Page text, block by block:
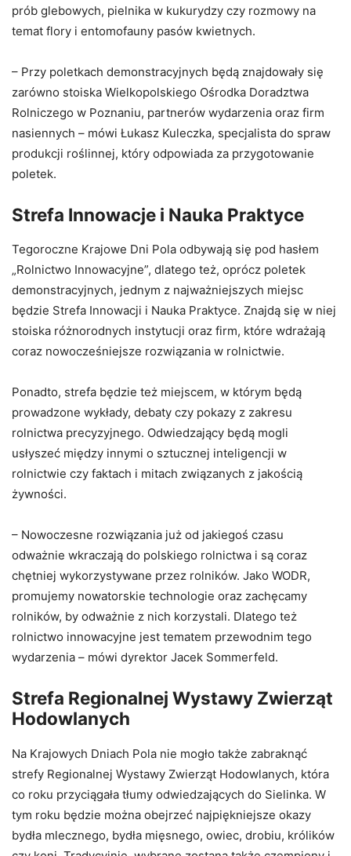
prób glebowych, pielnika w kukurydzy czy rozmowy na
temat flory i entomofauny pasów kwietnych.
– Przy poletkach demonstracyjnych będą znajdowały się
zarówno stoiska Wielkopolskiego Ośrodka Doradztwa
Rolniczego w Poznaniu, partnerów wydarzenia oraz firm
nasiennych – mówi Łukasz Kuleczka, specjalista do spraw
produkcji roślinnej, który odpowiada za przygotowanie
poletek.
Strefa Innowacje i Nauka Praktyce
Tegoroczne Krajowe Dni Pola odbywają się pod hasłem
„Rolnictwo Innowacyjne”, dlatego też, oprócz poletek
demonstracyjnych, jednym z najważniejszych miejsc
będzie Strefa Innowacji i Nauka Praktyce. Znajdą się w niej
stoiska różnorodnych instytucji oraz firm, które wdrażają
coraz nowocześniejsze rozwiązania w rolnictwie.
Ponadto, strefa będzie też miejscem, w którym będą
prowadzone wykłady, debaty czy pokazy z zakresu
rolnictwa precyzyjnego. Odwiedzający będą mogli
usłyszeć między innymi o sztucznej inteligencji w
rolnictwie czy faktach i mitach związanych z jakością
żywności.
– Nowoczesne rozwiązania już od jakiegoś czasu
odważnie wkraczają do polskiego rolnictwa i są coraz
chętniej wykorzystywane przez rolników. Jako WODR,
promujemy nowatorskie technologie oraz zachęcamy
rolników, by odważnie z nich korzystali. Dlatego też
rolnictwo innowacyjne jest tematem przewodnim tego
wydarzenia – mówi dyrektor Jacek Sommerfeld.
Strefa Regionalnej Wystawy Zwierząt
Hodowlanych
Na Krajowych Dniach Pola nie mogło także zabraknąć
strefy Regionalnej Wystawy Zwierząt Hodowlanych, która
co roku przyciągała tłumy odwiedzających do Sielinka. W
tym roku będzie można obejrzeć najpiękniejsze okazy
bydła mlecznego, bydła mięsnego, owiec, drobiu, królików